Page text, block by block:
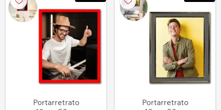
Portarretrato
Portarretrato